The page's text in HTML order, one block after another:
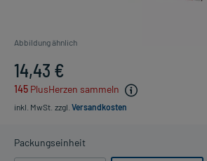
Abbildung ähnlich
14,43 €
145 PlusHerzen sammeln
inkl. MwSt. zzgl. Versandkosten
Packungseinheit